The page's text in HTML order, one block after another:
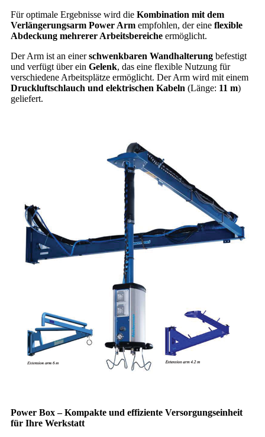
Für optimale Ergebnisse wird die Kombination mit dem
Verlängerungsarm Power Arm empfohlen, der eine flexible
Abdeckung mehrerer Arbeitsbereiche ermöglicht.
Der Arm ist an einerschwenkbaren Wandhalterung befestigt
und verfügt über ein Gelenk, das eine flexible Nutzung für
verschiedene Arbeitsplätze ermöglicht. Der Arm wird mit einem
Druckluftschlauch und elektrischen Kabeln (Länge: 11 m)
geliefert.
Power Box – Kompakte und effiziente Versorgungseinheit
für Ihre Werkstatt